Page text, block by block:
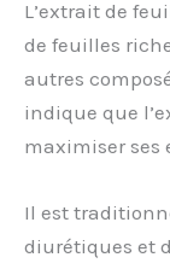
L’extrait de
de feuilles
autres
indique que
maximiser ses
Il est
diurétiques et